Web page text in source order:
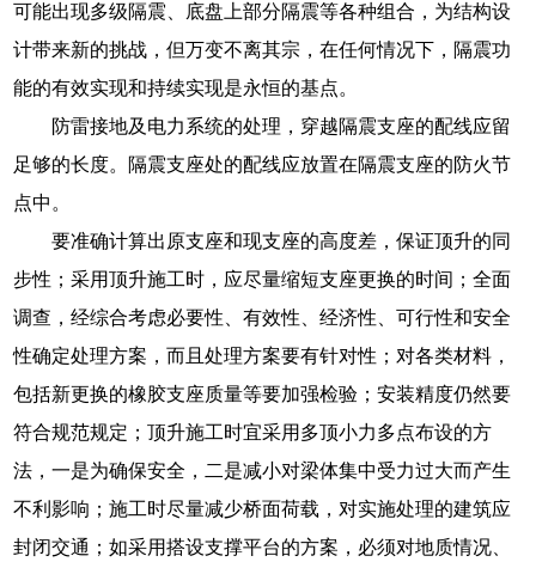
可能出现多级隔震、底盘上部分隔震等各种组合，为结构设
计带来新的挑战，但万变不离其宗，在任何情况下，隔震功
能的有效实现和持续实现是永恒的基点。
防雷接地及电力系统的处理，穿越隔震支座的配线应留
足够的长度。隔震支座处的配线应放置在隔震支座的防火节
点中。
要准确计算出原支座和现支座的高度差，保证顶升的同
步性；采用顶升施工时，应尽量缩短支座更换的时间；全面
调查，经综合考虑必要性、有效性、经济性、可行性和安全
性确定处理方案，而且处理方案要有针对性；对各类材料，
包括新更换的橡胶支座质量等要加强检验；安装精度仍然要
符合规范规定；顶升施工时宜采用多顶小力多点布设的方
法，一是为确保安全，二是减小对梁体集中受力过大而产生
不利影响；施工时尽量减少桥面荷载，对实施处理的建筑应
封闭交通；如采用搭设支撑平台的方案，必须对地质情况、